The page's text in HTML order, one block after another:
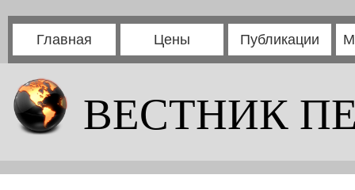
Главная Цены Публикации
ВЕСТНИК